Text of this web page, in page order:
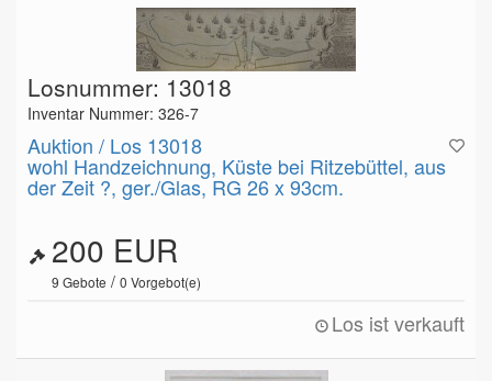
Losnummer: 13018
Inventar Nummer: 326-7
Auktion / Los 13018
wohl Handzeichnung, Küste bei Ritzebüttel, aus
der Zeit ?, ger./Glas, RG 26 x 93cm.
200 EUR
9 Gebote / 0 Vorgebot(e)
Los ist verkauft